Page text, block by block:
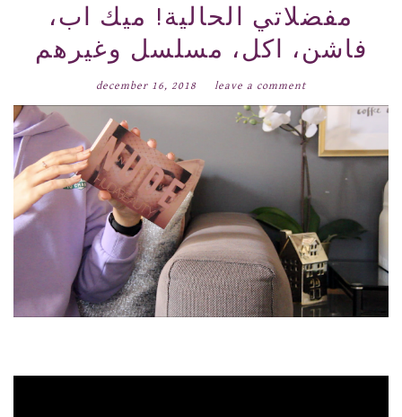
مفضلاتي الحالية! ميك اب،
فاشن، اكل، مسلسل وغيرهم
december 16, 2018 leave a comment